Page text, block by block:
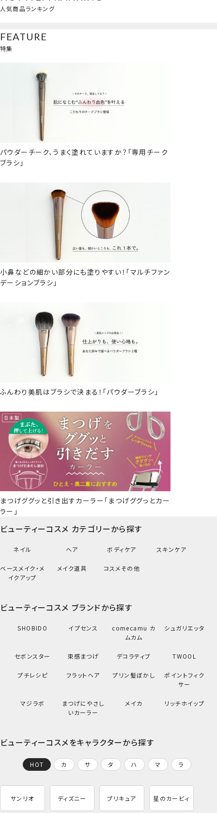
人気商品ランキング
FEATURE
特集
パウダーチーク、うまく塗れていますか？「専用チーク
ブラシ」
小鼻などの細かい部分にも塗りやすい！「マルチファン
デーションブラシ」
ふんわり美肌はブラシで決まる！「パウダーブラシ」
まつげググッと引き出すカーラー「まつげググっとカー
ラー」
ビューティーコスメ カテゴリーから探す
ネイル ヘア ボディケア スキンケア
ベースメイク・メ
イクアップ
メイク道具 コスメその他
ビューティーコスメ ブランドから探す
SHOBIDO イプセンス
comecamu カ
ムカム
シュガリエッタ
セボンスター 束感まつげ デコラティブ TWOOL
プチレシピ フラットヘア プリン髪ぼかし
ポイントフィク
サー
マジラボ
まつげにやさし
いカーラー
メイカ リッチホイップ
ビューティーコスメをキャラクターから探す
HOT カ サ タ ハ マ ラ
サンリオ ディズニー プリキュア 星のカービィ